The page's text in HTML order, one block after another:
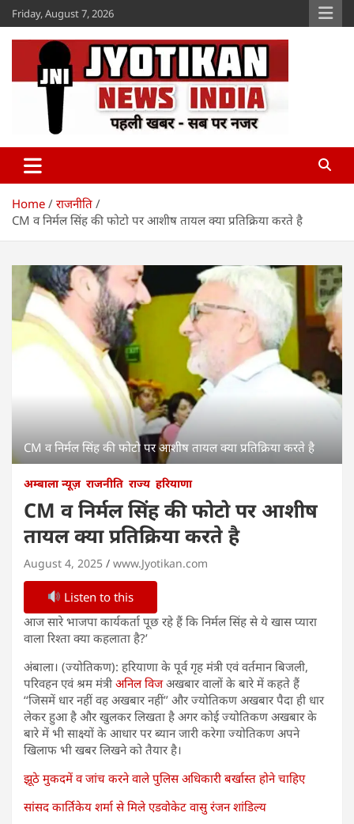
Skip
to
content
Friday, August 7, 2026
Jyotikan
Home
राजनीति
CM व निर्मल सिंह की फोटो पर आशीष तायल क्या प्रतिक्रिया करते है
CM व निर्मल सिंह की फोटो पर आशीष तायल क्या प्रतिक्रिया करते है
अम्बाला न्यूज़ राजनीति राज्य हरियाणा
CM व निर्मल सिंह की फोटो पर आशीष
तायल क्या प्रतिक्रिया करते है
August 4, 2025 www.Jyotikan.com
Listen to this
आज सारे भाजपा कार्यकर्ता पूछ रहे हैं कि निर्मल सिंह से ये खास प्यारा
वाला रिश्ता क्या कहलाता है?’
अंबाला। (ज्योतिकण): हरियाणा के पूर्व गृह मंत्री एवं वर्तमान बिजली,
परिवहन एवं श्रम मंत्री अनिल विजअखबार वालों के बारे में कहते हैं
‘‘जिसमें धार नहीं वह अखबार नहीं’’ और ज्योतिकण अखबार पैदा ही धार
लेकर हुआ है और खुलकर लिखता है अगर कोई ज्योतिकण अखबार के
बारे में भी साक्ष्यों के आधार पर ब्यान जारी करेगा ज्योतिकण अपने
खिलाफ भी खबर लिखने को तैयार है।
झूठे मुकदमें व जांच करने वाले पुलिस अधिकारी बर्खास्त होने चाहिए
सांसद कार्तिकेय शर्मा से मिले एडवोकेट वासु रंजन शांडिल्य